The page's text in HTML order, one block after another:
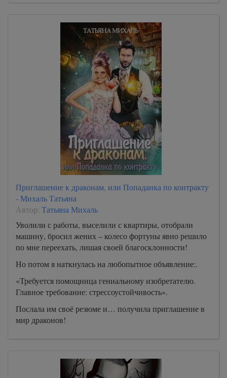
Приглашение к драконам, или Попаданка по контракту
- Михаль Татьяна
Автор: Татьяна Михаль
Уволили с работы, выселили с квартиры, отобрали
машину, бросил жених – колесо фортуны явно решило
по мне переехать, лишая своей благосклонности!
Но потом я наткнулась на любопытное объявление:.
«Требуется помощница гениальному изобретателю.
Главное требование: стрессоустойчивость».
Послала им своё резюме и… получила приглашение в
мир драконов!